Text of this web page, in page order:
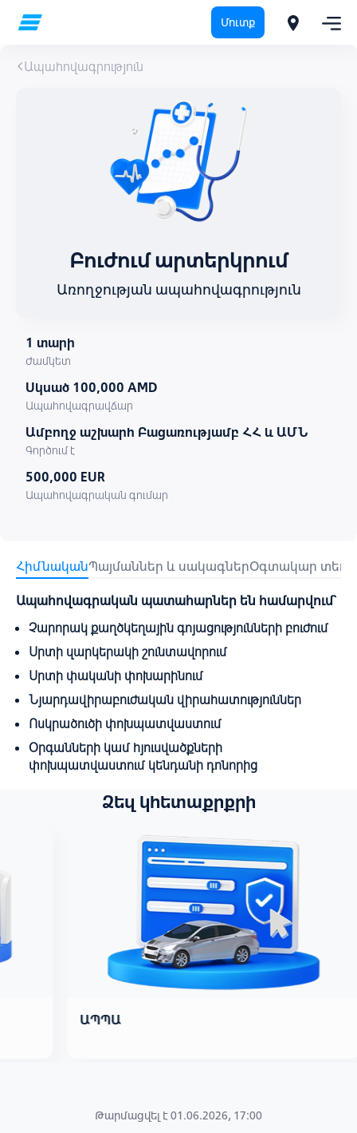
Մուտք
Ապահովագրություն
Բուժում արտերկրում
Առողջության ապահովագրություն
1 տարի
Ժամկետ
Սկսած 100,000 AMD
Ապահովագրավճար
Ամբողջ աշխարհ Բացառությամբ ՀՀ և ԱՄՆ
Գործում է
500,000 EUR
Ապահովագրական գումար
ՀիմնականՊայմաններ և սակագներՕգտակար
Ապահովագրական պատահարներ են համարվում`
Չարորակ քաղծկեղային գոյացությունների բուժում
Սրտի զարկերակի շունտավորում
Սրտի փականի փոխարինում
Նյարդավիրաբուժական վիրահատություններ
Ոսկրածուծի փոխպատվաստում
Օրգանների կամ հյուսվածքների
փոխպատվաստում կենդանի դոնորից
Ձեզ կհետաքրքրի
ԱՊՊԱ
Թարմացվել է 01.06.2026, 17:00